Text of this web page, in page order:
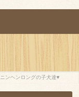
ンヘンロングの子犬達♥